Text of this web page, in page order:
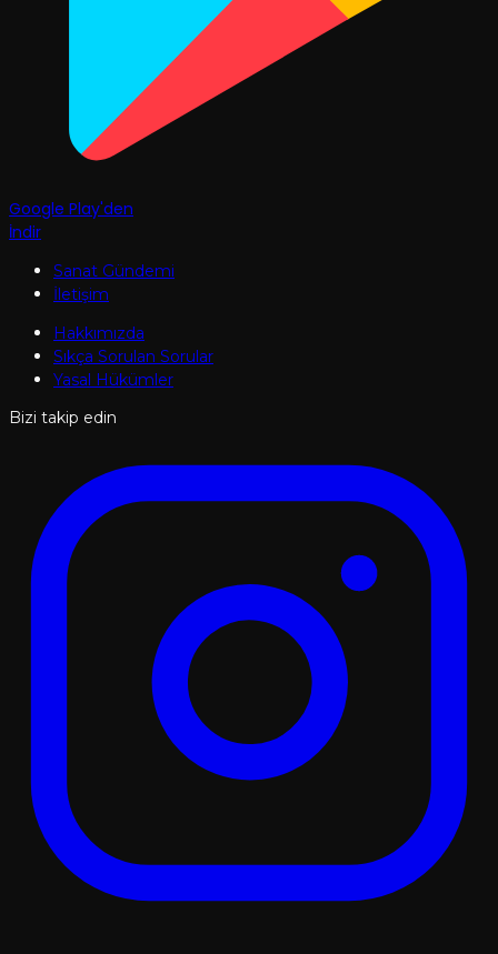
Google Play'den
İndir
Sanat Gündemi
İletişim
Hakkımızda
Sıkça Sorulan Sorular
Yasal Hükümler
Bizi takip edin